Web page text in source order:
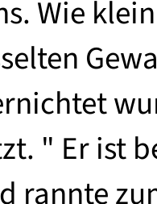
Wie
" Er ist
rannte